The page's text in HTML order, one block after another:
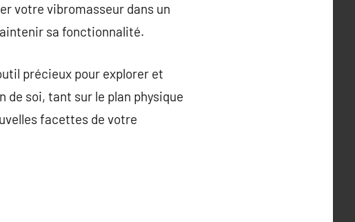
votre vibromasseur dans un
sa fonctionnalité.
précieux pour explorer et
de soi, tant sur le plan physique
facettes de votre